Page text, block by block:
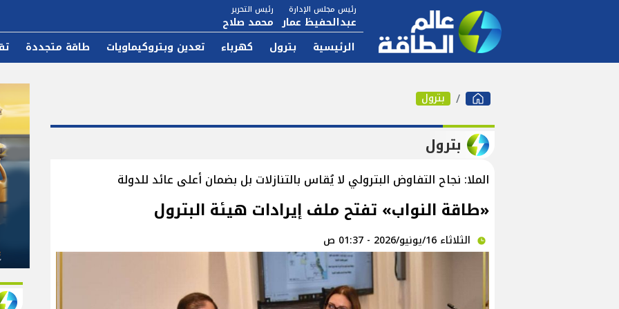
رئيس مجلس الإدارة
عبدالحفيظ عمار
رئيس التحرير
محمد صلاح
الرئيسية بترول كهرباء تعدين وبتروكيماويات طاقة متجددة
بترول
بترول
الملا: نجاح التفاوض البترولي لا يُقاس بالتنازلات بل بضمان أعلى عائد للدولة
«طاقة النواب» تفتح ملف إيرادات هيئة البترول
الثلاثاء 16/يونيو/2026 - 01:37 ص